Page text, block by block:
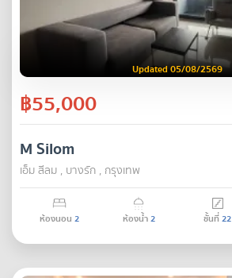
Updated 05/08/2569
฿55,000
M Silom
เอ็ม สีลม , บางรัก , กรุงเทพ
ห้องนอน 2 ห้องน้ำ2 ชั้นที่22